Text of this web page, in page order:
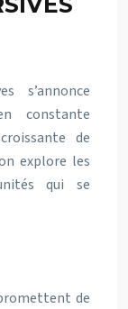
s’annonce
constante
de
explore les
qui se
de